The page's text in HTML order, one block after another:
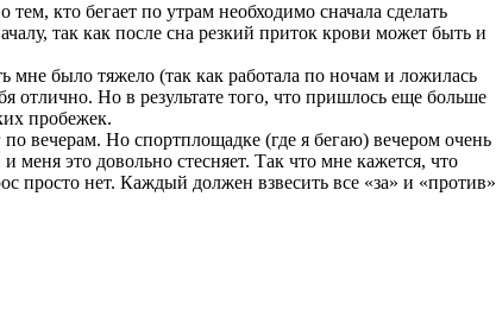
кто бегает по утрам необходимо сначала сделать
так как после сна резкий приток крови может быть и
мне было тяжело (так как работала по ночам и ложилась
отлично. Но в результате того, что пришлось еще больше
пробежек.
вечерам. Но спортплощадке (где я бегаю) вечером очень
это довольно стесняет. Так что мне кажется, что
просто нет. Каждый должен взвесить все «за» и «против»